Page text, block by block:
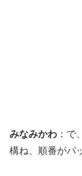
みなみかわ ：で
構ね、順番がパ